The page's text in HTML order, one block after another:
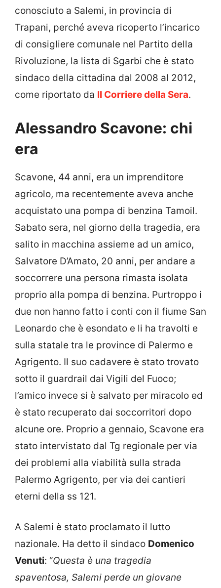
conosciuto a Salemi, in provincia di
Trapani, perché aveva ricoperto l’incarico
di consigliere comunale nel Partito della
Rivoluzione, la lista di Sgarbi che è stato
sindaco della cittadina dal 2008 al 2012,
come riportato da Il Corriere della Sera.
Alessandro Scavone: chi
era
Scavone, 44 anni, era un imprenditore
agricolo, ma recentemente aveva anche
acquistato una pompa di benzina Tamoil.
Sabato sera, nel giorno della tragedia, era
salito in macchina assieme ad un amico,
Salvatore D’Amato, 20 anni, per andare a
soccorrere una persona rimasta isolata
proprio alla pompa di benzina. Purtroppo i
due non hanno fatto i conti con il fiume San
Leonardo che è esondato e li ha travolti e
sulla statale tra le province di Palermo e
Agrigento. Il suo cadavere è stato trovato
sotto il guardrail dai Vigili del Fuoco;
l’amico invece si è salvato per miracolo ed
è stato recuperato dai soccorritori dopo
alcune ore. Proprio a gennaio, Scavone era
stato intervistato dal Tg regionale per via
dei problemi alla viabilità sulla strada
Palermo Agrigento, per via dei cantieri
eterni della ss 121.
A Salemi è stato proclamato il lutto
nazionale. Ha detto il sindaco Domenico
Venuti: “Questa è una tragedia
spaventosa, Salemi perde un giovane